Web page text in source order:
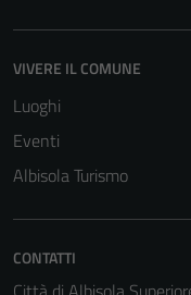
VIVERE IL COMUNE
Luoghi
Eventi
Albisola Turismo
CONTATTI